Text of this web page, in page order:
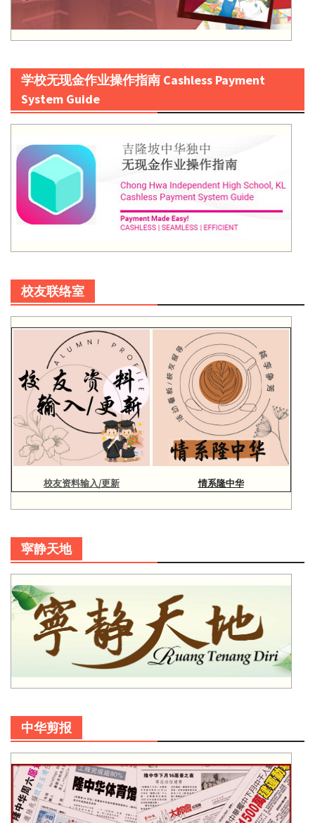
学校无现金作业操作指南 Cashless Payment
System Guide
校友联络室
校友资料输入/更新 情系隆中华
寜静天地
中华剪报